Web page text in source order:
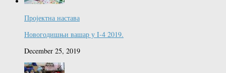
Пројектна настава
Новогодишњи вашар у I-4 2019.
December 25, 2019